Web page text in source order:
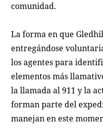
comunidad.
La forma en que
entregándose
los agentes para
elementos más
la llamada al 911 y la
forman parte del
manejan en este